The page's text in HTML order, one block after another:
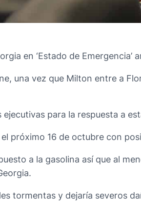
en ‘Estado de
una vez que Milton entre a
para la respuesta a
próximo 16 de octubre con
a la gasolina así que al
tormentas y dejaría severos